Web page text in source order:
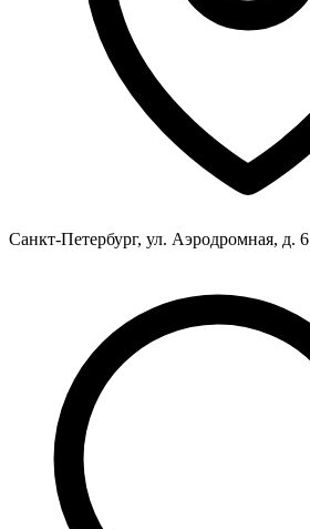
Санкт-Петербург, ул. Аэродромная, д. 6